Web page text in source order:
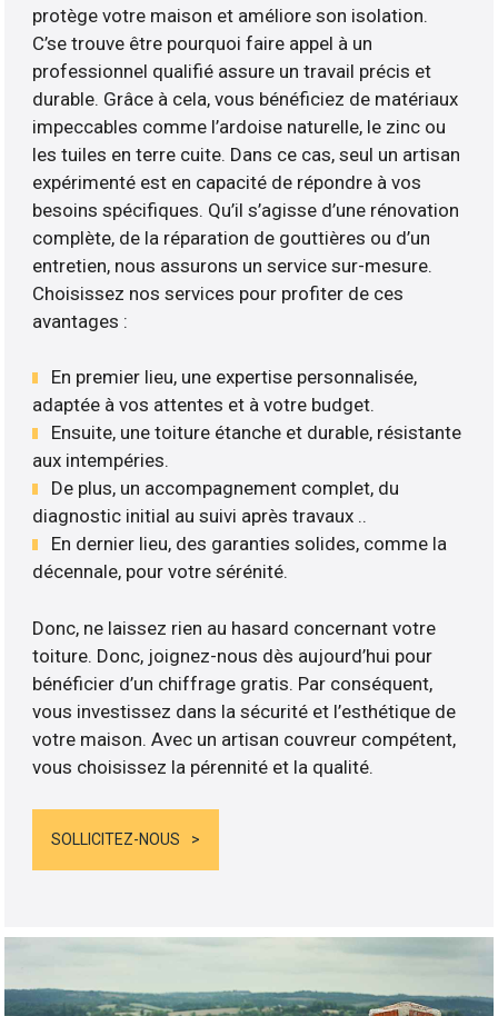
protège votre maison et améliore son isolation.
C’se trouve être pourquoi faire appel à un
professionnel qualifié assure un travail précis et
durable. Grâce à cela, vous bénéficiez de matériaux
impeccables comme l’ardoise naturelle, le zinc ou
les tuiles en terre cuite. Dans ce cas, seul un artisan
expérimenté est en capacité de répondre à vos
besoins spécifiques. Qu’il s’agisse d’une rénovation
complète, de la réparation de gouttières ou d’un
entretien, nous assurons un service sur-mesure.
Choisissez nos services pour profiter de ces
avantages :
En premier lieu, une expertise personnalisée,
adaptée à vos attentes et à votre budget.
Ensuite, une toiture étanche et durable, résistante
aux intempéries.
De plus, un accompagnement complet, du
diagnostic initial au suivi après travaux ..
En dernier lieu, des garanties solides, comme la
décennale, pour votre sérénité.
Donc, ne laissez rien au hasard concernant votre
toiture. Donc, joignez-nous dès aujourd’hui pour
bénéficier d’un chiffrage gratis. Par conséquent,
vous investissez dans la sécurité et l’esthétique de
votre maison. Avec un artisan couvreur compétent,
vous choisissez la pérennité et la qualité.
SOLLICITEZ-NOUS